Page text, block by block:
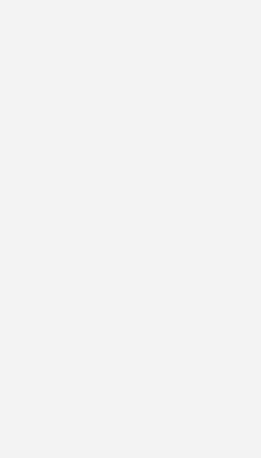
Aussagen, die aus diesen
beim Produzenten als auch
Vordergrund des
die ausreichend lange
oder Rundholz
Minderung der Emissionen.
fertigen Holzpellets auch nach
mindert die Kühlung der
Ausgasungen. Die Pellets
Einsatz von natürlichen
in Holzrinden
Emissionen aus Pellets